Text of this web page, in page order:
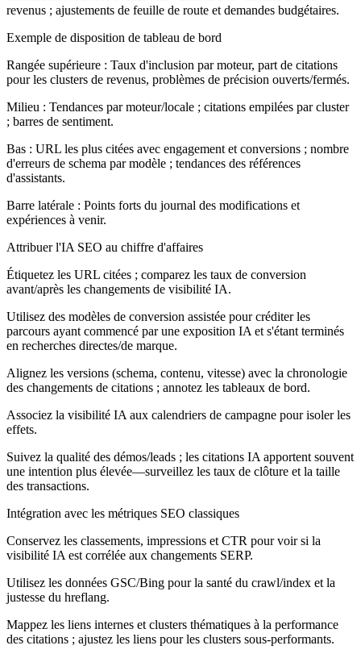
revenus ; ajustements de feuille de route et demandes budgétaires.
Exemple de disposition de tableau de bord
Rangée supérieure : Taux d'inclusion par moteur, part de citations
pour les clusters de revenus, problèmes de précision ouverts/fermés.
Milieu : Tendances par moteur/locale ; citations empilées par cluster
; barres de sentiment.
Bas : URL les plus citées avec engagement et conversions ; nombre
d'erreurs de schema par modèle ; tendances des références
d'assistants.
Barre latérale : Points forts du journal des modifications et
expériences à venir.
Attribuer l'IA SEO au chiffre d'affaires
Étiquetez les URL citées ; comparez les taux de conversion
avant/après les changements de visibilité IA.
Utilisez des modèles de conversion assistée pour créditer les
parcours ayant commencé par une exposition IA et s'étant terminés
en recherches directes/de marque.
Alignez les versions (schema, contenu, vitesse) avec la chronologie
des changements de citations ; annotez les tableaux de bord.
Associez la visibilité IA aux calendriers de campagne pour isoler les
effets.
Suivez la qualité des démos/leads ; les citations IA apportent souvent
une intention plus élevée—surveillez les taux de clôture et la taille
des transactions.
Intégration avec les métriques SEO classiques
Conservez les classements, impressions et CTR pour voir si la
visibilité IA est corrélée aux changements SERP.
Utilisez les données GSC/Bing pour la santé du crawl/index et la
justesse du hreflang.
Mappez les liens internes et clusters thématiques à la performance
des citations ; ajustez les liens pour les clusters sous-performants.